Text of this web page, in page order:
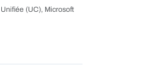
(UC), Microsoft